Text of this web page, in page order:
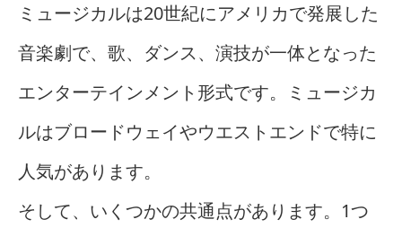
ミュージカルは20世紀にアメリカで発展した
音楽劇で、歌、ダンス、演技が一体となった
エンターテインメント形式です。ミュージカ
ルはブロードウェイやウエストエンドで特に
人気があります。
そして、いくつかの共通点があります。1つ